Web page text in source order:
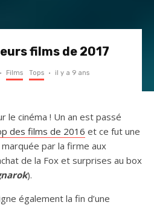
films de 2017
· Films Tops · il y a 9 ans
le cinéma ! Un an est passé
des films de 2016 et ce fut une
par la firme aux
de la Fox et surprises au box
).
également la fin d’une